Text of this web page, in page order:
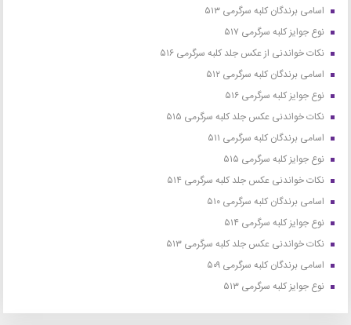
اسامی برندگان کلبه سرگرمی ۵۱۳
نوع جوایز کلبه سرگرمی ۵۱۷
نکات خواندنی از عکس جلد کلبه سرگرمی ۵۱۶
اسامی برندگان کلبه سرگرمی ۵۱۲
نوع جوایز کلبه سرگرمی ۵۱۶
نکات خواندنی عکس جلد کلبه سرگرمی ۵۱۵
اسامی برندگان کلبه سرگرمی ۵۱۱
نوع جوایز کلبه سرگرمی ۵۱۵
نکات خواندنی عکس جلد کلبه سرگرمی ۵۱۴
اسامی برندگان کلبه سرگرمی ۵۱۰
نوع جوایز کلبه سرگرمی ۵۱۴
نکات خواندنی عکس جلد کلبه سرگرمی ۵۱۳
اسامی برندگان کلبه سرگرمی ۵۰۹
نوع جوایز کلبه سرگرمی ۵۱۳